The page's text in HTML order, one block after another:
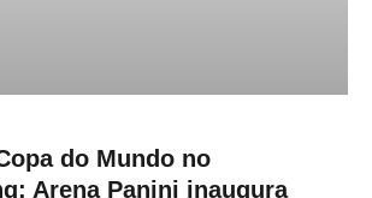
do Mundo no
Arena Panini inaugura